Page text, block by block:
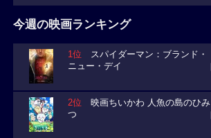
今週の映画ランキング
1位 スパイダーマン：ブランド・
ニュー・デイ
2位 映画ちいかわ 人魚の島のひみ
つ